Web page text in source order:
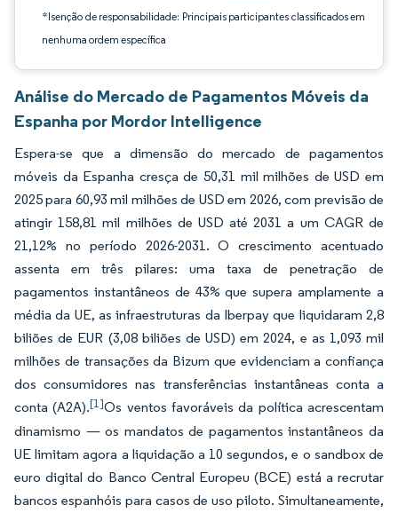
*Isenção de responsabilidade: Principais participantes classificados em
nenhuma ordem específica
Análise do Mercado de Pagamentos Móveis da
Espanha por Mordor Intelligence
Espera-se que a dimensão do mercado de pagamentos
móveis da Espanha cresça de 50,31 mil milhões de USD em
2025 para 60,93 mil milhões de USD em 2026, com previsão de
atingir 158,81 mil milhões de USD até 2031 a um CAGR de
21,12% no período 2026-2031. O crescimento acentuado
assenta em três pilares: uma taxa de penetração de
pagamentos instantâneos de 43% que supera amplamente a
média da UE, as infraestruturas da Iberpay que liquidaram 2,8
biliões de EUR (3,08 biliões de USD) em 2024, e as 1,093 mil
milhões de transações da Bizum que evidenciam a confiança
dos consumidores nas transferências instantâneas conta a
conta (A2A).[1]Os ventos favoráveis da política acrescentam
dinamismo — os mandatos de pagamentos instantâneos da
UE limitam agora a liquidação a 10 segundos, e o sandbox de
euro digital do Banco Central Europeu (BCE) está a recrutar
bancos espanhóis para casos de uso piloto. Simultaneamente,